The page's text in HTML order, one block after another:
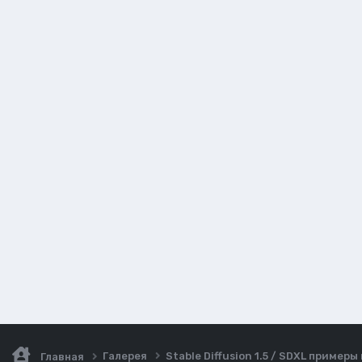
Главная Галерея Stable Diffusion 1.5 / SDXL примеры